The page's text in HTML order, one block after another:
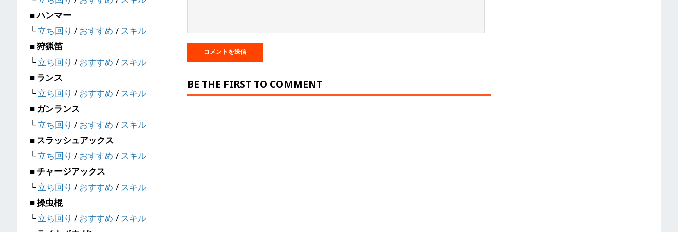
BE THE FIRST TO COMMENT
■ ハンマー
└立ち回り / おすすめ / スキル
■ 狩猟笛
└立ち回り / おすすめ / スキル
■ ランス
└立ち回り / おすすめ / スキル
■ ガンランス
└立ち回り / おすすめ / スキル
■ スラッシュアックス
└立ち回り / おすすめ / スキル
■ チャージアックス
└立ち回り / おすすめ / スキル
■ 操虫棍
└立ち回り / おすすめ / スキル